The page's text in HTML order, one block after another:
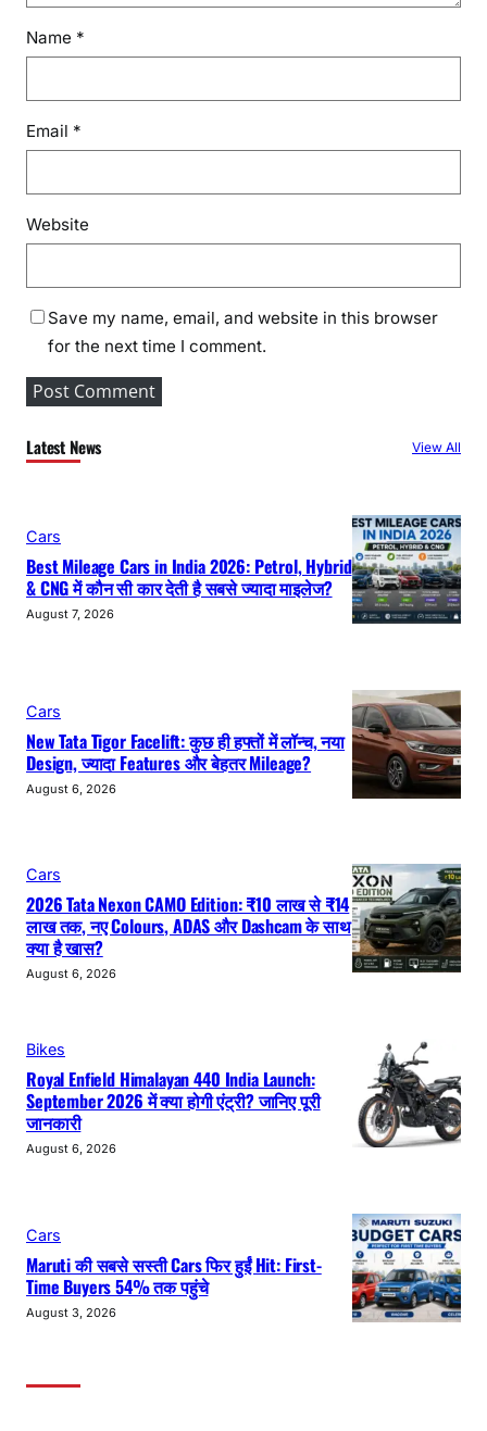
Name *
Email *
Website
Save my name, email, and website in this browser
for the next time I comment.
Latest News View All
Cars
Best Mileage Cars in India 2026: Petrol, Hybrid
& CNG में कौन सी कार देती है सबसे ज्यादा माइलेज?
August 7, 2026
Cars
New Tata Tigor Facelift: कुछ ही हफ्तों में लॉन्च, नया
Design, ज्यादा Features और बेहतर Mileage?
August 6, 2026
Cars
2026 Tata Nexon CAMO Edition: ₹10 लाख से ₹14
लाख तक, नए Colours, ADAS और Dashcam के साथ
क्या है खास?
August 6, 2026
Bikes
Royal Enfield Himalayan 440 India Launch:
September 2026 में क्या होगी एंट्री? जानिए पूरी
जानकारी
August 6, 2026
Cars
Maruti की सबसे सस्ती Cars फिर हुईं Hit: First-
Time Buyers 54% तक पहुंचे
August 3, 2026